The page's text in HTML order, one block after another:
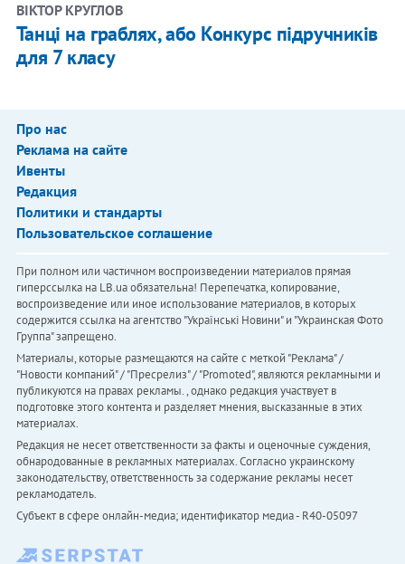
ВІКТОР КРУГЛОВ
Танці на граблях, або Конкурс підручників
для 7 класу
Про нас
Реклама на сайте
Ивенты
Редакция
Политики и стандарты
Пользовательское соглашение
При полном или частичном воспроизведении материалов прямая
гиперссылка на LB.ua обязательна! Перепечатка, копирование,
воспроизведение или иное использование материалов, в которых
содержится ссылка на агентство "Українськi Новини" и "Украинская Фото
Группа" запрещено.
Материалы, которые размещаются на сайте с меткой "Реклама" /
"Новости компаний" / "Пресрелиз" / "Promoted", являются рекламными и
публикуются на правах рекламы. , однако редакция участвует в
подготовке этого контента и разделяет мнения, высказанные в этих
материалах.
Редакция не несет ответственности за факты и оценочные суждения,
обнародованные в рекламных материалах. Согласно украинскому
законодательству, ответственность за содержание рекламы несет
рекламодатель.
Субъект в сфере онлайн-медиа; идентификатор медиа - R40-05097